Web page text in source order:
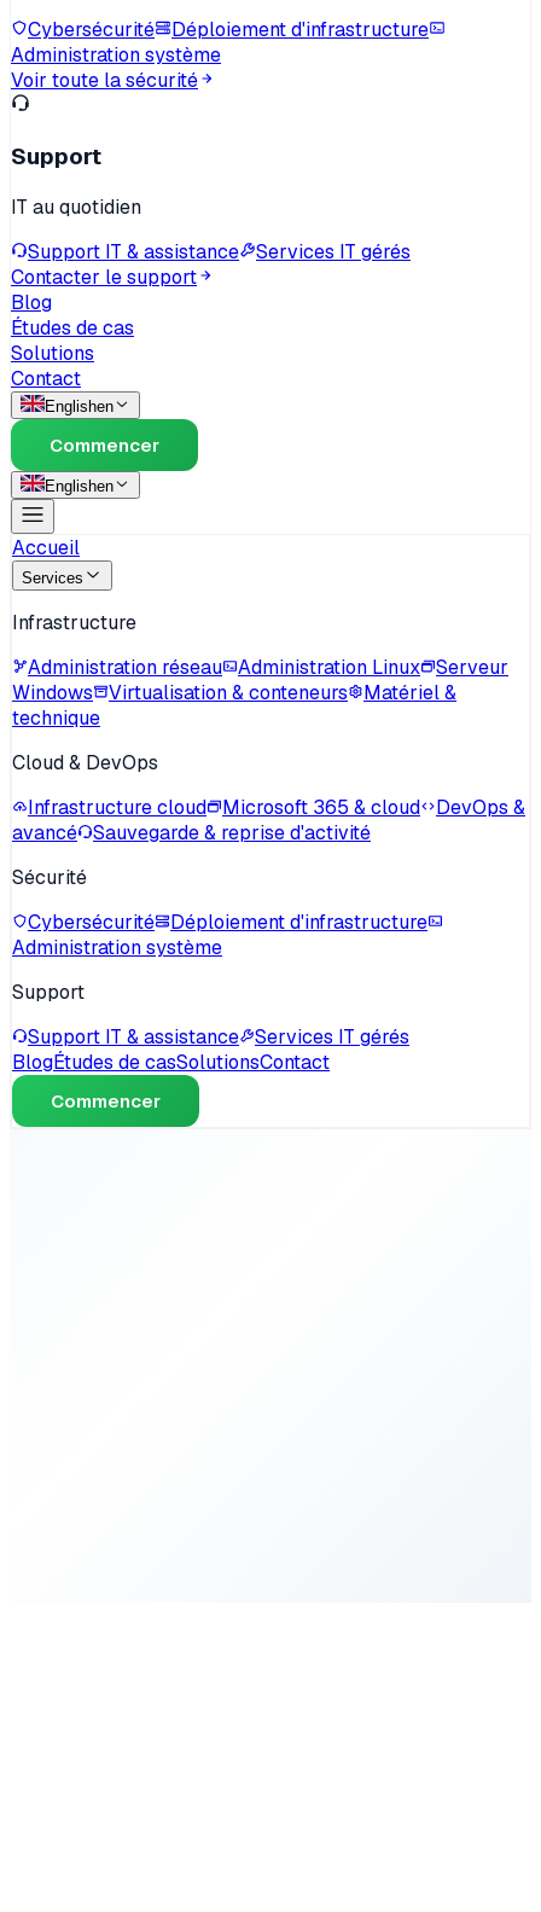
Cybersécurité
Déploiement d'infrastructure
Administration système
Voir toute la sécurité
Support
IT au quotidien
Support IT & assistance
Services IT gérés
Contacter le support
Blog
Études de cas
Solutions
Contact
Englishen
Commencer
Englishen
Accueil
Services
Infrastructure
Administration réseau
Administration Linux
Serveur
Windows
Virtualisation & conteneurs
Matériel &
technique
Cloud & DevOps
Infrastructure cloud
Microsoft 365 & cloud
DevOps &
avancé
Sauvegarde & reprise d'activité
Sécurité
Cybersécurité
Déploiement d'infrastructure
Administration système
Support
Support IT & assistance
Services IT gérés
BlogÉtudes de casSolutionsContact
Commencer